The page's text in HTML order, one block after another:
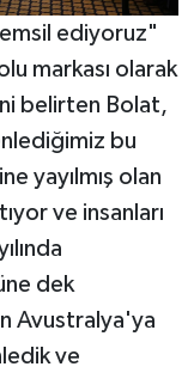
ediyoruz"
markası olarak
belirten Bolat,
bu
yayılmış olan
ve insanları
dek
Avustralya'ya
ve